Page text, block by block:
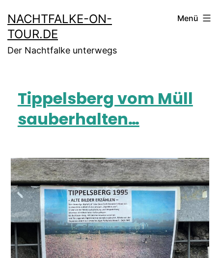
NACHTFALKE-ON-
TOUR.DE
Der Nachtfalke unterwegs
Menü
Tippelsberg vom Müll
sauberhalten…